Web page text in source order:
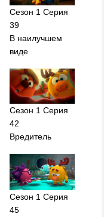
Сезон 1 Серия
39
В наилучшем
виде
Сезон 1 Серия
42
Вредитель
Сезон 1 Серия
45